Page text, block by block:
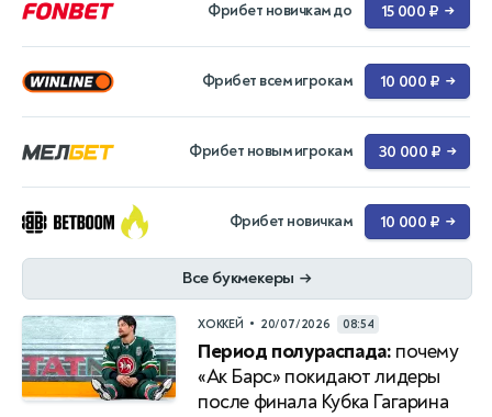
Фрибет новичкам до 15 000 ₽ →
Фрибет всем игрокам 10 000 ₽ →
Фрибет новым игрокам 30 000 ₽ →
Фрибет новичкам 10 000 ₽ →
Все букмекеры →
ХОККЕЙ • 20/07/2026 08:54
Период полураспада: почему
«Ак Барс» покидают лидеры
после финала Кубка Гагарина